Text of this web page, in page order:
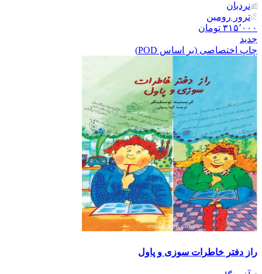
نردبان
ترور رومین
۳۱۵٬۰۰۰ تومان
جدید
چاپ اختصاصی (بر اساس POD)
راز دفتر خاطرات سوزی و پاول